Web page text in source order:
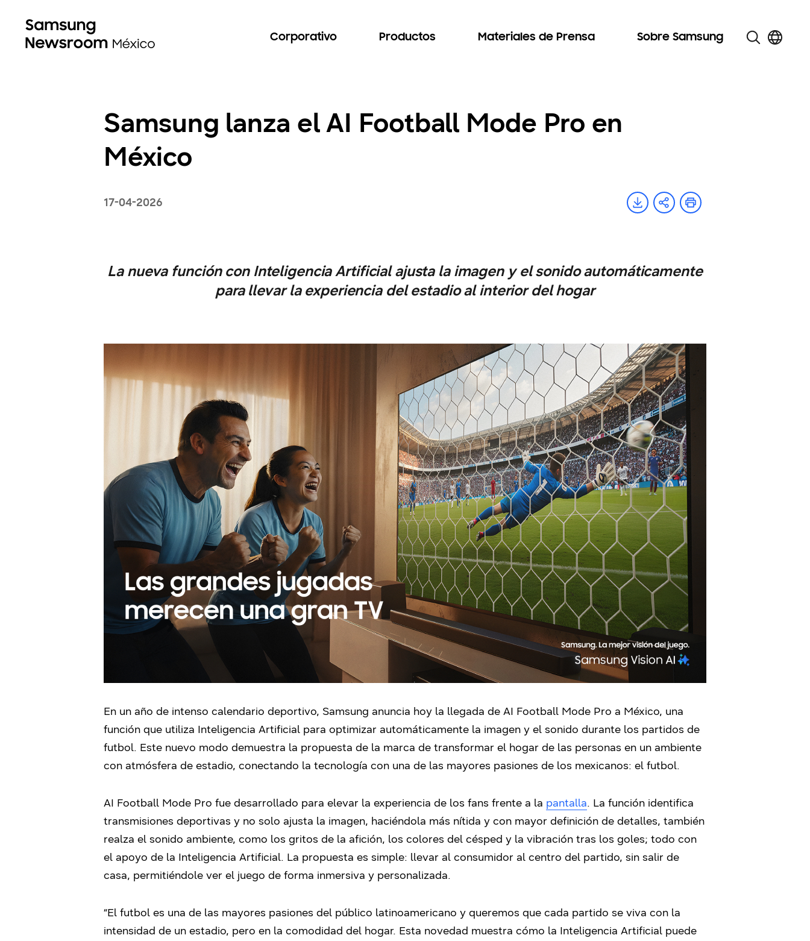
Corporativo Productos Materiales de Prensa Sobre Samsung
Samsung lanza el AI Football Mode Pro en
México
17-04-2026
La nueva función con Inteligencia Artificial ajusta la imagen y el sonido automáticamente
para llevar la experiencia del estadio al interior del hogar
En un año de intenso calendario deportivo, Samsung anuncia hoy la llegada de AI Football Mode Pro a México, una
función que utiliza Inteligencia Artificial para optimizar automáticamente la imagen y el sonido durante los partidos de
futbol. Este nuevo modo demuestra la propuesta de la marca de transformar el hogar de las personas en un ambiente
con atmósfera de estadio, conectando la tecnología con una de las mayores pasiones de los mexicanos: el futbol.
AI Football Mode Pro fue desarrollado para elevar la experiencia de los fans frente a la pantalla. La función identifica
transmisiones deportivas y no solo ajusta la imagen, haciéndola más nítida y con mayor definición de detalles, también
realza el sonido ambiente, como los gritos de la afición, los colores del césped y la vibración tras los goles; todo con
el apoyo de la Inteligencia Artificial. La propuesta es simple: llevar al consumidor al centro del partido, sin salir de
casa, permitiéndole ver el juego de forma inmersiva y personalizada.
“El futbol es una de las mayores pasiones del público latinoamericano y queremos que cada partido se viva con la
intensidad de un estadio, pero en la comodidad del hogar. Esta novedad muestra cómo la Inteligencia Artificial puede